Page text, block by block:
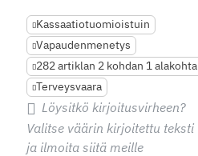
Kassaatiotuomioistuin
Vapaudenmenetys
282 artiklan 2 kohdan 1 alakohta
Terveysvaara
Löysitkö kirjoitusvirheen?
Valitse väärin kirjoitettu teksti
ja ilmoita siitä meille